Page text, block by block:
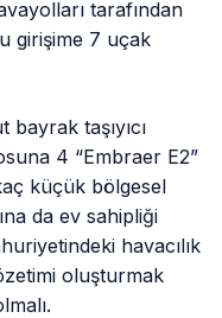
tarafından
girişime 7 uçak
taşıyıcı
4 “Embraer E2”
küçük bölgesel
da ev sahipliği
havacılık
oluşturmak